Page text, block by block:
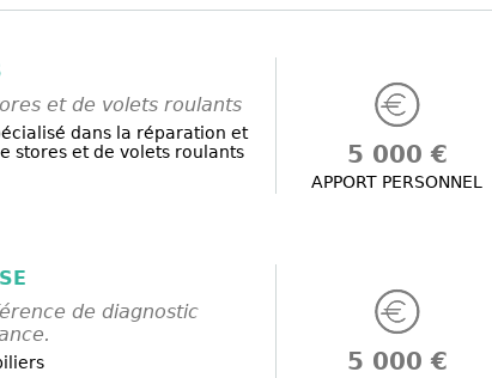
et de volets roulants
dans la réparation et
stores et de volets roulants
5 000 €
APPORT PERSONNEL
de diagnostic
5 000 €